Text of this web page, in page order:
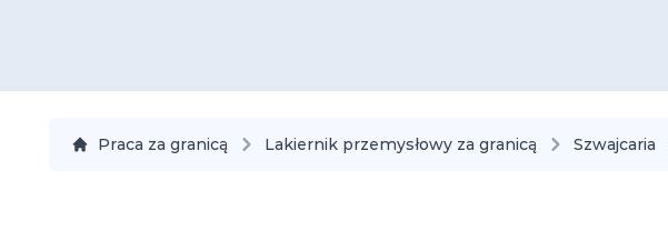
Praca za granicą Lakiernik przemysłowy za granicą Szwajcaria